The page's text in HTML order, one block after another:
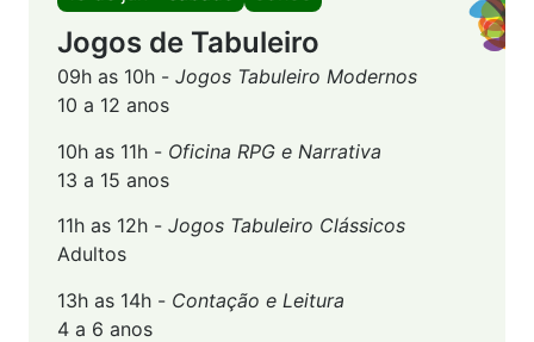
Jogos de Tabuleiro
09h as 10h - Jogos Tabuleiro Modernos
10 a 12 anos
10h as 11h - Oficina RPG e Narrativa
13 a 15 anos
11h as 12h - Jogos Tabuleiro Clássicos
Adultos
13h as 14h - Contação e Leitura
4 a 6 anos